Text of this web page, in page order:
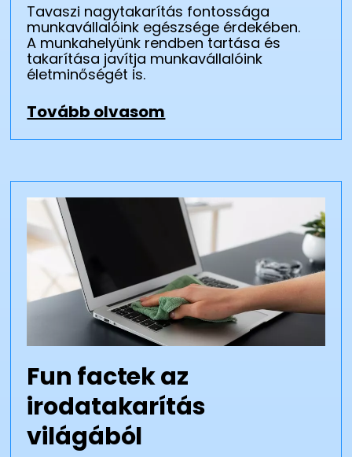
Tavaszi nagytakarítás fontossága
munkavállalóink egészsége érdekében.
A munkahelyünk rendben tartása és
takarítása javítja munkavállalóink
életminőségét is.
Tovább olvasom
Fun factek az
irodatakarítás
világából